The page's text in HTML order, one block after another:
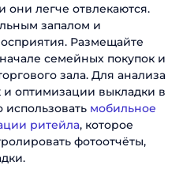
легче отвлекаются.
запалом и
Размещайте
семейных покупок и
зала. Для анализа
и оптимизации выкладки в
мобильное
ритейла, которое
фотоотчёты,